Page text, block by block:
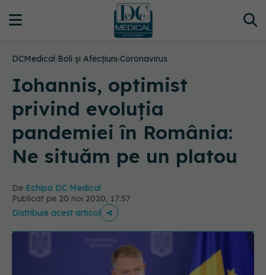
DCMedical›Boli și Afecțiuni›Coronavirus
Iohannis, optimist
privind evoluția
pandemiei în România:
Ne situăm pe un platou
De Echipa DC Medical
Publicat pe 20 noi 2020, 17:57
Distribuie acest articol